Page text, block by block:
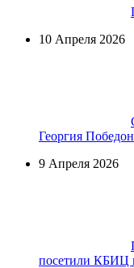
10 Апреля 2026
Георгия
9 Апреля 2026
посетили КБИЦ